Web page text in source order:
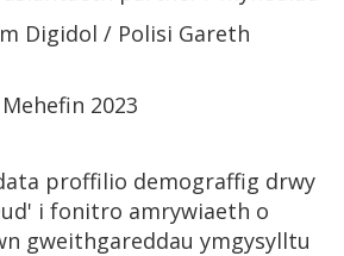
Digidol / Polisi Gareth
Mehefin 2023
proffilio demograffig drwy
i fonitro amrywiaeth o
gweithgareddau ymgysylltu